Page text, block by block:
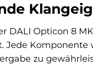
DALI Opticon 8
Jede
zu